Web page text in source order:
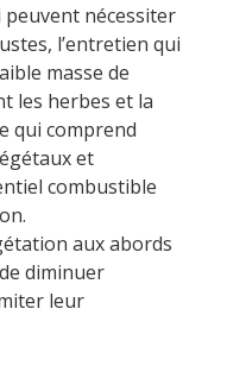
nécessiter
l’entretien qui
masse de
les herbes et la
qui comprend
et
combustible
aux abords
diminuer
leur